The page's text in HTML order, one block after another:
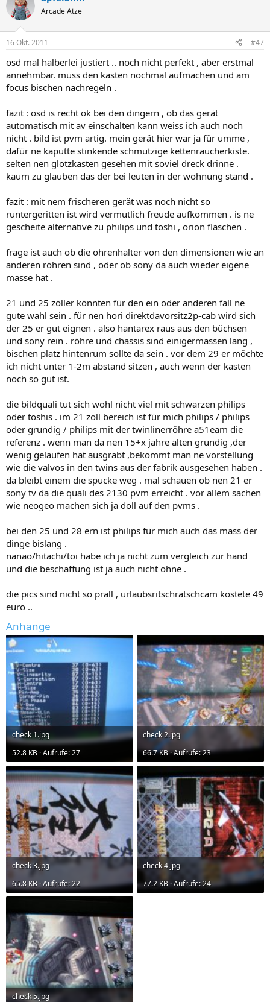
Arcade Atze
16 Okt. 2011 #47
osd mal halberlei justiert .. noch nicht perfekt , aber erstmal
annehmbar. muss den kasten nochmal aufmachen und am
focus bischen nachregeln .
fazit : osd is recht ok bei den dingern , ob das gerät
automatisch mit av einschalten kann weiss ich auch noch
nicht . bild ist pvm artig. mein gerät hier war ja für umme ,
dafür ne kaputte stinkende schmutzige kettenraucherkiste.
selten nen glotzkasten gesehen mit soviel dreck drinne .
kaum zu glauben das der bei leuten in der wohnung stand .
fazit : mit nem frischeren gerät was noch nicht so
runtergeritten ist wird vermutlich freude aufkommen . is ne
gescheite alternative zu philips und toshi , orion flaschen .
frage ist auch ob die ohrenhalter von den dimensionen wie an
anderen röhren sind , oder ob sony da auch wieder eigene
masse hat .
21 und 25 zöller könnten für den ein oder anderen fall ne
gute wahl sein . für nen hori direktdavorsitz2p-cab wird sich
der 25 er gut eignen . also hantarex raus aus den büchsen
und sony rein . röhre und chassis sind einigermassen lang ,
bischen platz hintenrum sollte da sein . vor dem 29 er möchte
ich nicht unter 1-2m abstand sitzen , auch wenn der kasten
noch so gut ist.
die bildquali tut sich wohl nicht viel mit schwarzen philips
oder toshis . im 21 zoll bereich ist für mich philips / philips
oder grundig / philips mit der twinlinerröhre a51eam die
referenz . wenn man da nen 15+x jahre alten grundig ,der
wenig gelaufen hat ausgräbt ,bekommt man ne vorstellung
wie die valvos in den twins aus der fabrik ausgesehen haben .
da bleibt einem die spucke weg . mal schauen ob nen 21 er
sony tv da die quali des 2130 pvm erreicht . vor allem sachen
wie neogeo machen sich ja doll auf den pvms .
bei den 25 und 28 ern ist philips für mich auch das mass der
dinge bislang .
nanao/hitachi/toi habe ich ja nicht zum vergleich zur hand
und die beschaffung ist ja auch nicht ohne .
die pics sind nicht so prall , urlaubsritschratschcam kostete 49
euro ..
Anhänge
check 1.jpg
52.8 KB · Aufrufe: 27
check 2.jpg
66.7 KB · Aufrufe: 23
check 3.jpg
65.8 KB · Aufrufe: 22
check 4.jpg
77.2 KB · Aufrufe: 24
check 5.jpg